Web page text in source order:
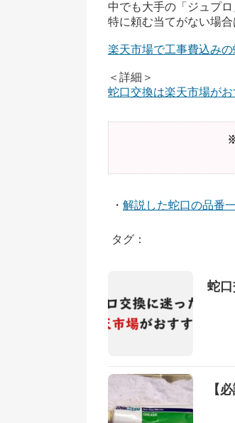
中でも大手の「ジュプ
特に頼む当てがない場
楽天市場で工事費込み
＜詳細＞
蛇口交換は楽天市場が
・ 解説した蛇口の品番
タグ：
蛇
【